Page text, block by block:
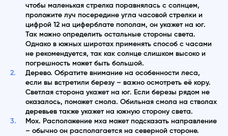
чтобы маленькая стрелка поравнялась с солнцем,
проложите луч посередине угла часовой стрелки и
цифрой 12 на циферблате пополам, он укажет на юг.
Так можно определить остальные стороны света.
Однако в южных широтах применять способ с часами
не рекомендуется, так как солнце слишком высоко и
погрешность может быть большой.
Дерево. Обратите внимание на особенности леса,
если вы встретили березу – важно осмотреть её кору.
Светлая сторона укажет на юг. Если березы рядом не
оказалось, поможет смола. Обильная смола на стволах
деревьев также укажет на южную сторону света.
Мох. Расположение мха может подсказать направление
– обычно он располагается на северной стороне.